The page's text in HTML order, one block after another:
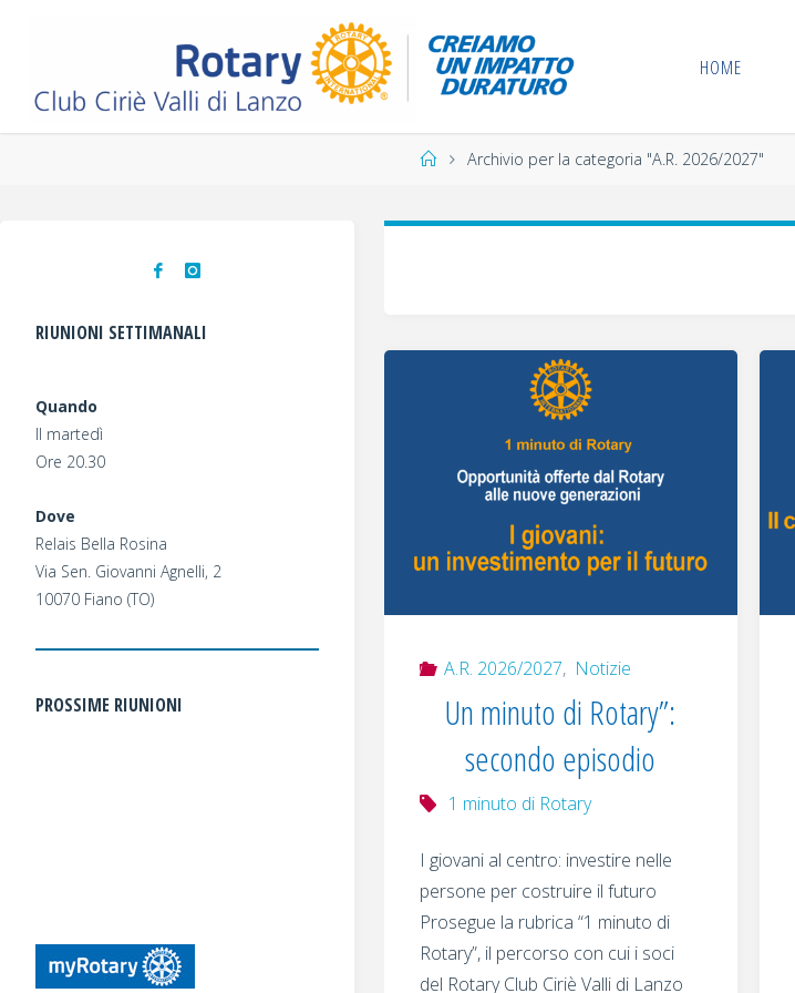
HOME
HomeArchivio per la categoria "A.R. 2026/2027"
A.R. 2026/2027, Notizie
Un minuto di Rotary”:
secondo episodio
1 minuto di Rotary
I giovani al centro: investire nelle
persone per costruire il futuro
Prosegue la rubrica “1 minuto di
Rotary”, il percorso con cui i soci
del Rotary Club Ciriè Valli di Lanzo
RIUNIONI SETTIMANALI
Quando
Il martedì
Ore 20.30
Dove
Relais Bella Rosina
Via Sen. Giovanni Agnelli, 2
10070 Fiano (TO)
PROSSIME RIUNIONI